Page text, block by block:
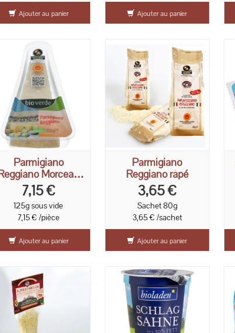
Ajouter au panier Ajouter au panier
Parmigiano
Morceau
125g
7,15 €
125g sous vide
7,15 € /pièce
Ajouter au panier
Parmigiano
Reggiano râpé
3,65 €
Sachet 80g
3,65 € /sachet
Ajouter au panier